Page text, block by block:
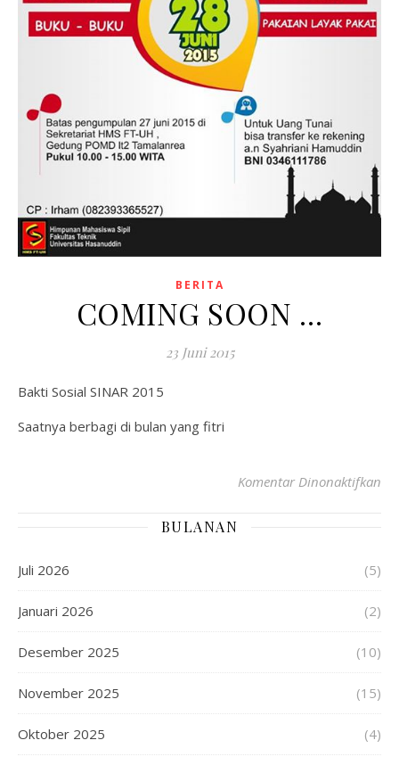
BERITA
COMING SOON …
23 Juni 2015
Bakti Sosial SINAR 2015
Saatnya berbagi di bulan yang fitri
Komentar Dinonaktifkan
BULANAN
Juli 2026 (5)
Januari 2026 (2)
Desember 2025 (10)
November 2025 (15)
Oktober 2025 (4)